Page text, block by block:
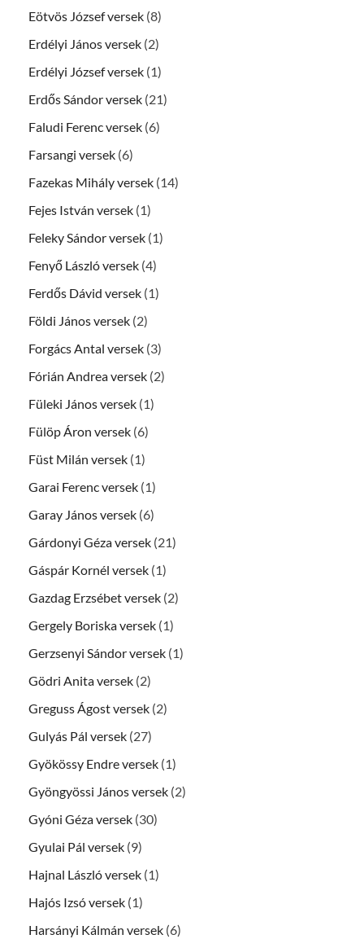
Eötvös József versek (8)
Erdélyi János versek (2)
Erdélyi József versek (1)
Erdős Sándor versek (21)
Faludi Ferenc versek (6)
Farsangi versek (6)
Fazekas Mihály versek (14)
Fejes István versek (1)
Feleky Sándor versek (1)
Fenyő László versek (4)
Ferdős Dávid versek (1)
Földi János versek (2)
Forgács Antal versek (3)
Fórián Andrea versek (2)
Füleki János versek (1)
Fülöp Áron versek (6)
Füst Milán versek (1)
Garai Ferenc versek (1)
Garay János versek (6)
Gárdonyi Géza versek (21)
Gáspár Kornél versek (1)
Gazdag Erzsébet versek (2)
Gergely Boriska versek (1)
Gerzsenyi Sándor versek (1)
Gödri Anita versek (2)
Greguss Ágost versek (2)
Gulyás Pál versek (27)
Gyökössy Endre versek (1)
Gyöngyössi János versek (2)
Gyóni Géza versek (30)
Gyulai Pál versek (9)
Hajnal László versek (1)
Hajós Izsó versek (1)
Harsányi Kálmán versek (6)